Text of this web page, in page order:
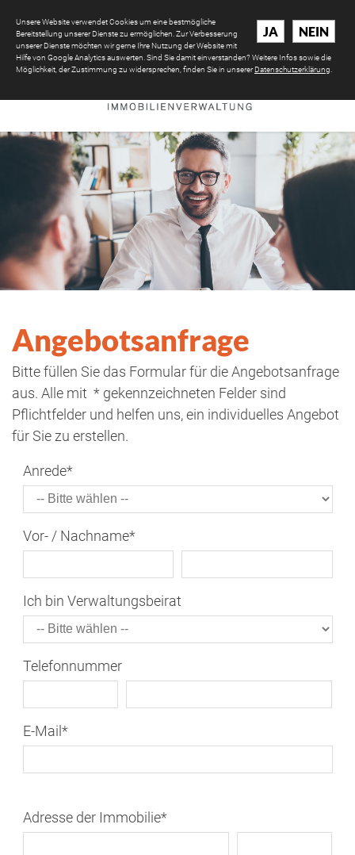
Angebotsanfrage
Bitte füllen Sie das Formular für die Angebotsanfrage
aus. Alle mit * gekennzeichneten Felder sind
Pflichtfelder und helfen uns, ein individuelles Angebot
für Sie zu erstellen.
Anrede*
Vor- / Nachname*
Ich bin Verwaltungsbeirat
Telefonnummer
E-Mail*
Adresse der Immobilie*
NEIN
JA
Unsere Website verwendet Cookies um eine bestmögliche
Bereitstellung unserer Dienste zu ermöglichen. Zur Verbesserung
unserer Dienste möchten wir gerne Ihre Nutzung der Website mit
Hilfe von Google Analytics auswerten. Sind Sie damit einverstanden? Weitere Infos sowie die
Möglichkeit, der Zustimmung zu widersprechen, finden Sie in unsererDatenschutzerklärung